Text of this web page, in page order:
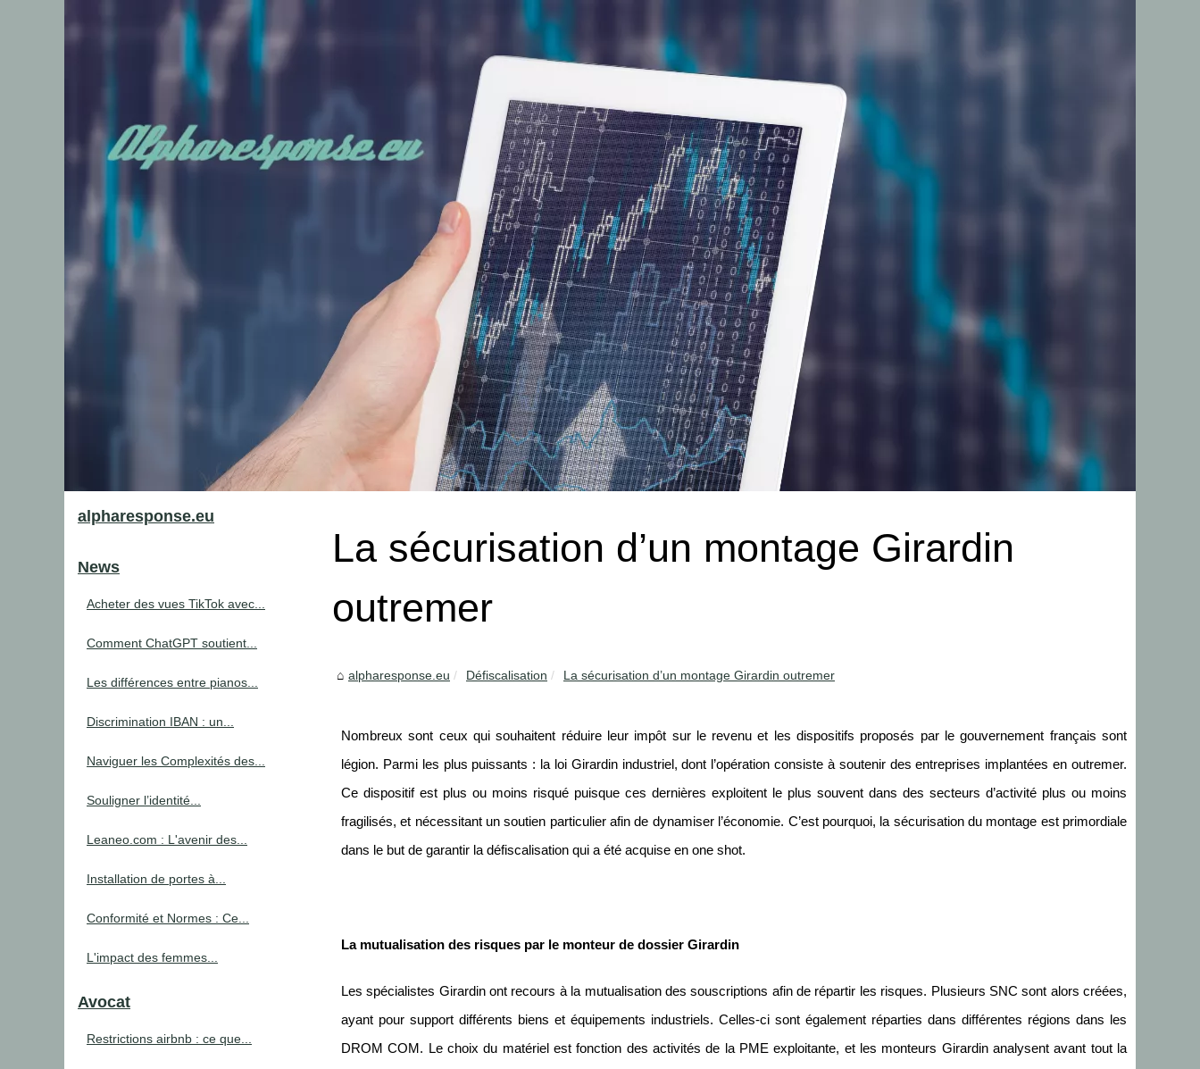
La sécurisation d’un montage Girardin
outremer
alpharesponse.eu Défiscalisation La sécurisation d’un montage Girardin outremer
Nombreux sont ceux qui souhaitent réduire leur impôt sur le revenu et les dispositifs proposés par le gouvernement français sont
légion. Parmi les plus puissants : la loi Girardin industriel, dont l’opération consiste à soutenir des entreprises implantées en outremer.
Ce dispositif est plus ou moins risqué puisque ces dernières exploitent le plus souvent dans des secteurs d’activité plus ou moins
fragilisés, et nécessitant un soutien particulier afin de dynamiser l’économie. C’est pourquoi, la sécurisation du montage est primordiale
dans le but de garantir la défiscalisation qui a été acquise en one shot.
La mutualisation des risques par le monteur de dossier Girardin
Les spécialistes Girardin ont recours à la mutualisation des souscriptions afin de répartir les risques. Plusieurs SNC sont alors créées,
ayant pour support différents biens et équipements industriels. Celles-ci sont également réparties dans différentes régions dans les
DROM COM. Le choix du matériel est fonction des activités de la PME exploitante, et les monteurs Girardin analysent avant tout la
alpharesponse.eu
News
Acheter des vues TikTok avec...
Comment ChatGPT soutient...
Les différences entre pianos...
Discrimination IBAN : un...
Naviguer les Complexités des...
Souligner l’identité...
Leaneo.com : L'avenir des...
Installation de portes à...
Conformité et Normes : Ce...
L'impact des femmes...
Avocat
Restrictions airbnb : ce que...